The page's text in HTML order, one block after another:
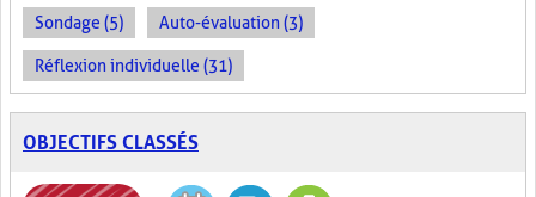
Sondage (5) Auto-évaluation (3)
Réflexion individuelle (31)
OBJECTIFS CLASSÉS